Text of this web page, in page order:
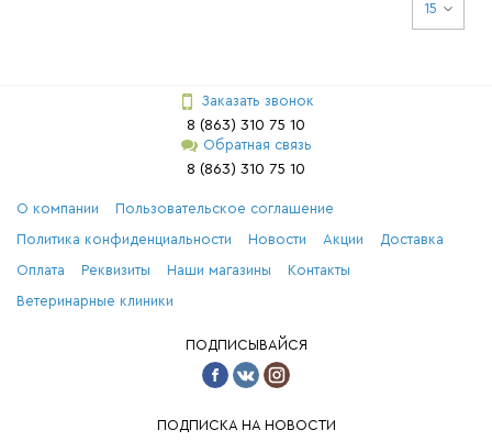
15
Заказать звонок
8 (863) 310 75 10
Обратная связь
8 (863) 310 75 10
О компании Пользовательское соглашение
Политика конфиденциальности Новости Акции Доставка
Оплата Реквизиты Наши магазины Контакты
Ветеринарные клиники
ПОДПИСЫВАЙСЯ
ПОДПИСКА НА НОВОСТИ